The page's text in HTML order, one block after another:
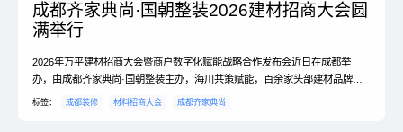
成都齐家典尚·国朝整装2026建材招商大会圆
满举行
2026年万平建材招商大会暨商户数字化赋能战略合作发布会近日在成都举
办，由成都齐家典尚·国朝整装主办，海川共策赋能，百余家头部建材品牌参
会。大会发布数字化选材管控体系与供应商红绿灯考核...
标签： 成都装修 材料招商大会 成都齐家典尚